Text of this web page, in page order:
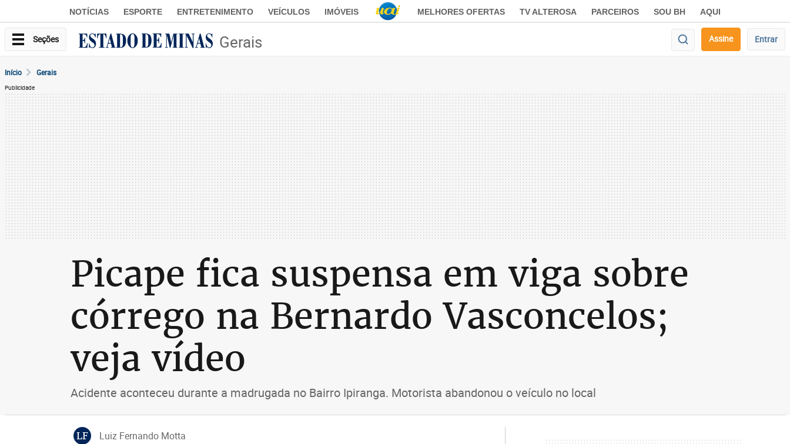
NOTÍCIAS ESPORTE ENTRETENIMENTO VEÍCULOS IMÓVEIS MELHORES OFERTAS TV ALTEROSA PARCEIROS SOU BH AQUI
Seções Gerais Assine Entrar
Início Gerais
Publicidade
Picape fica suspensa em viga sobre
córrego na Bernardo Vasconcelos;
veja vídeo
Acidente aconteceu durante a madrugada no Bairro Ipiranga. Motorista abandonou o veículo no local
LF Luiz Fernando Motta